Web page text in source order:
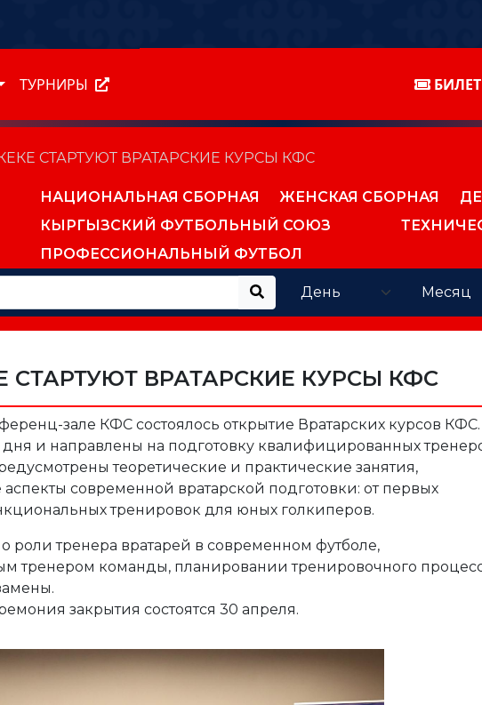
ТУРНИРЫ
СТАРТУЮТ ВРАТАРСКИЕ КУРСЫ КФС
НАЦИОНАЛЬНАЯ СБОРНАЯ ЖЕНСКАЯ СБОРНАЯ
КЫРГЫЗСКИЙ ФУТБОЛЬНЫЙ СОЮЗ
ПРОФЕССИОНАЛЬНЫЙ ФУТБОЛ
СТАРТУЮТ ВРАТАРСКИЕ КУРСЫ КФС
зале КФС состоялось открытие Вратарских курсов
дня и направлены на подготовку квалифицированных
теоретические и практические занятия,
современной вратарской подготовки: от первых
тренировок для юных голкиперов.
роли тренера вратарей в современном футболе,
тренером команды, планировании тренировочного
закрытия состоятся 30 апреля.